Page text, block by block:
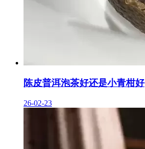
陈皮普洱泡茶好还是小青柑好
26-02-23